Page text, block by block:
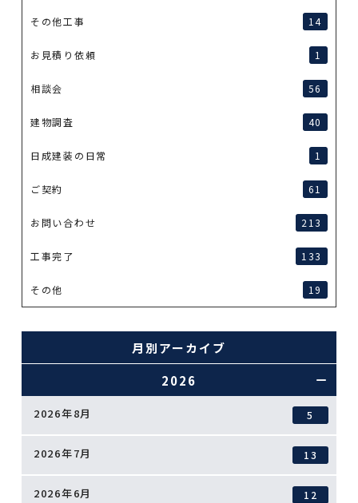
その他工事 14
お見積り依頼 1
相談会 56
建物調査 40
日成建装の日常 1
ご契約 61
お問い合わせ 213
工事完了 133
その他 19
月別アーカイブ
2026
2026年8月 5
2026年7月 13
2026年6月 12